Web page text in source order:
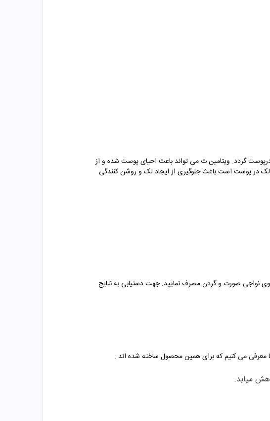
درپوست گردد. ویتامین ث می تواند باعث احیای پوست شده و از
لک در پوست است باعث جلوگیری از ایجاد لک و روشن کنندگی
نواجی صورت و گردن مصرف نمایید. جهت دستیابی به نتایج
معرفی می کنیم که برای همین محصول ساخته شده اند :
میابد.